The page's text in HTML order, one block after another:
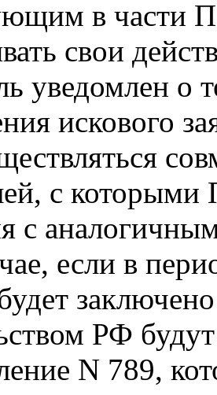
в части
свои
уведомлен о
искового
с
с
если в
РФ
N 789,